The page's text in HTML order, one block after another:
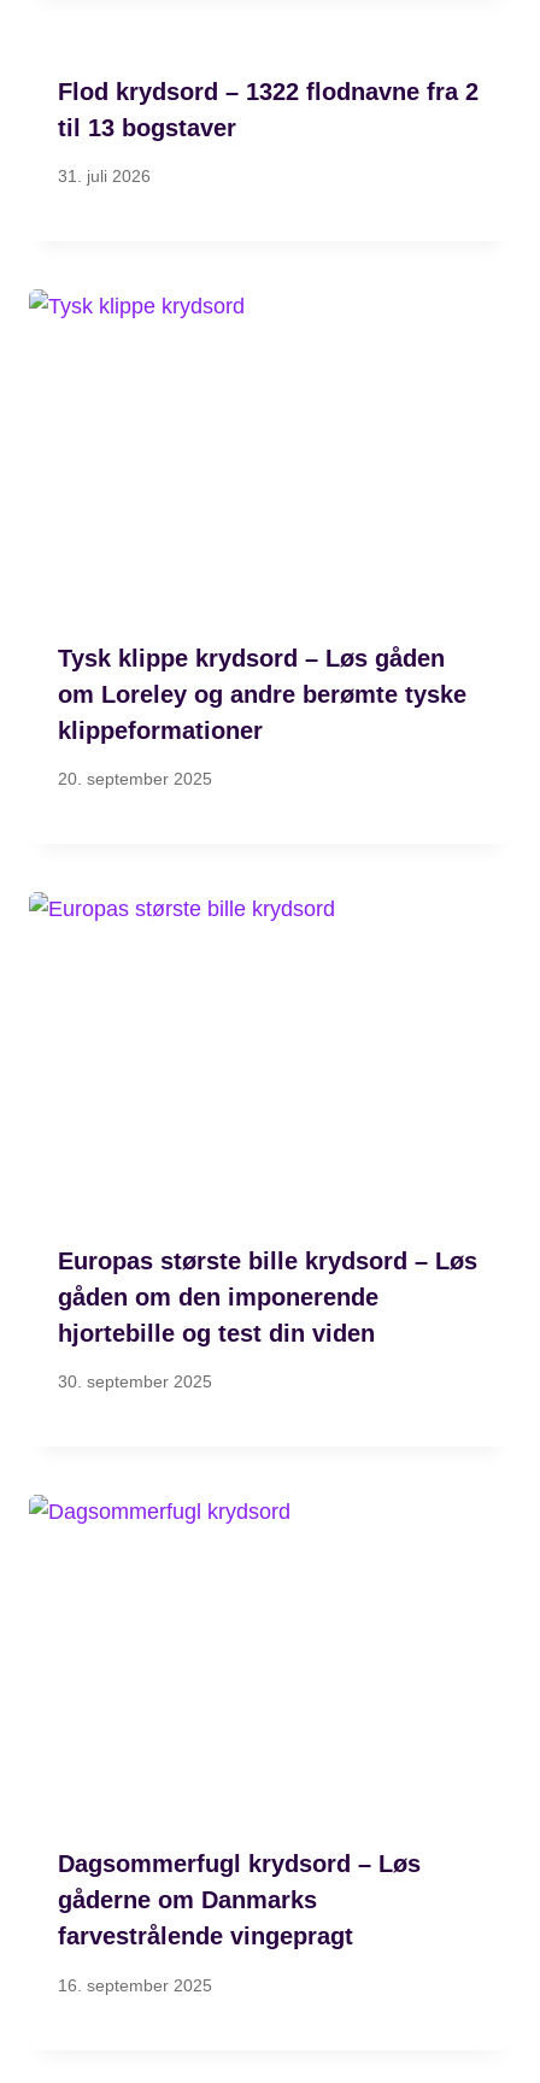
Flod krydsord – 1322 flodnavne fra 2
til 13 bogstaver
31. juli 2026
Tysk klippe krydsord – Løs gåden
om Loreley og andre berømte tyske
klippeformationer
20. september 2025
Europas største bille krydsord – Løs
gåden om den imponerende
hjortebille og test din viden
30. september 2025
Dagsommerfugl krydsord – Løs
gåderne om Danmarks
farvestrålende vingepragt
16. september 2025